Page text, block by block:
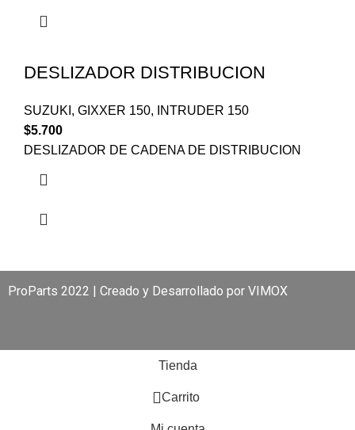
DESLIZADOR DISTRIBUCION
SUZUKI , GIXXER 150,
INTRUDER 150
$5.700
DESLIZADOR DE CADENA DE DISTRIBUCION
ProParts 2022 | Creado y Desarrollado por VIMOX
Tienda
0
Carrito